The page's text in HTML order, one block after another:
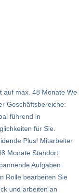
auf max. 48 Monate We
Geschäftsbereiche:
führend in
für Sie.
Plus! Mitarbeiter
Monate Standort:
Aufgaben
Rolle bearbeiten Sie
und arbeiten an